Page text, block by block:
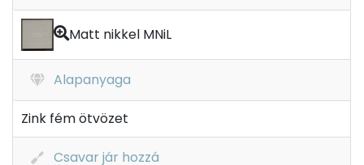
Matt nikkel MNiL
Alapanyaga
Zink fém ötvözet
Csavar jár hozzá